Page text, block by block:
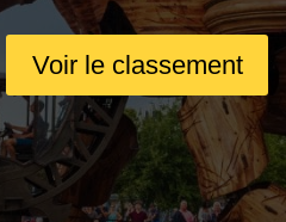
Voir le classement